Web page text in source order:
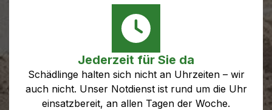
Jederzeit für Sie da
Schädlinge halten sich nicht an Uhrzeiten – wir
auch nicht. Unser Notdienst ist rund um die Uhr
einsatzbereit, an allen Tagen der Woche.